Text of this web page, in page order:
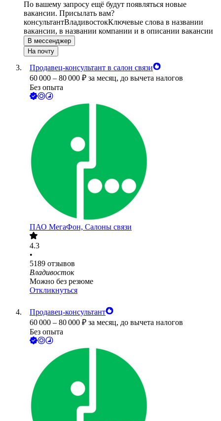
По вашему запросу ещё будут появляться новые
вакансии. Присылать вам?
консультантВладивостокКлючевые слова в названии
вакансии, в названии компании и в описании вакансии
В мессенджер
На почту
Продавец-консультант в салон связи
60 000 – 80 000 ₽ за месяц, до вычета налогов
Без опыта
ПАО МегаФон, Салоны связи
4.3
•
5189 отзывов
Владивосток
Можно без резюме
Откликнуться
Продавец-консультант
60 000 – 80 000 ₽ за месяц, до вычета налогов
Без опыта